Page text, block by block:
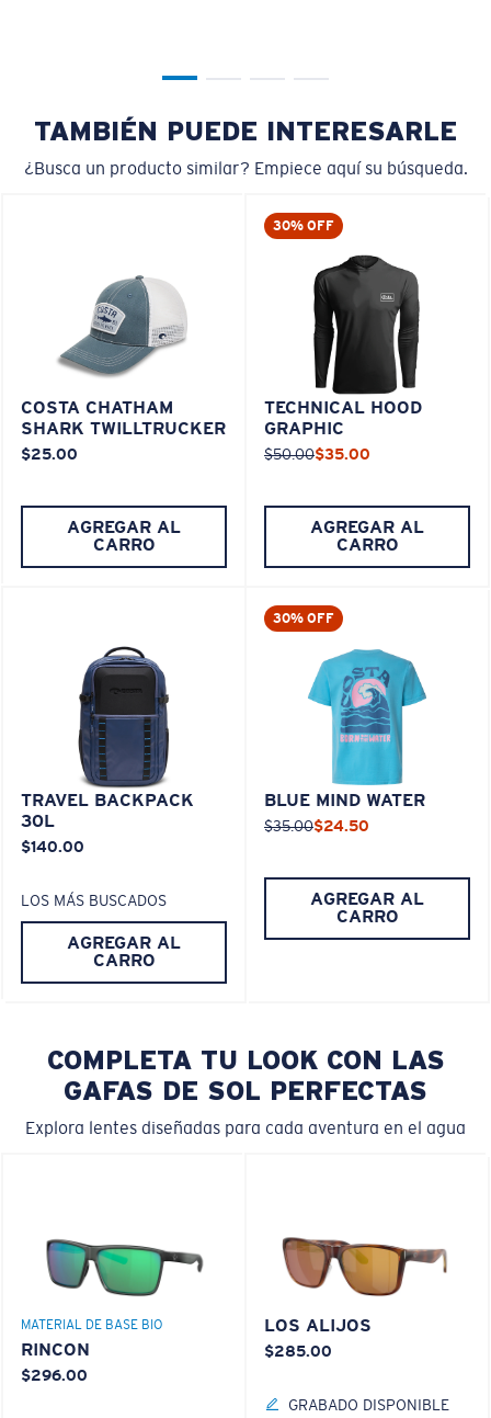
TAMBIÉN PUEDE INTERESARLE
¿Busca un producto similar? Empiece aquí su búsqueda.
COSTA CHATHAM
SHARK TWILLTRUCKER
$25.00
AGREGAR AL
CARRO
30% OFF
TECHNICAL HOOD
GRAPHIC
$50.00$35.00
AGREGAR AL
CARRO
TRAVEL BACKPACK
30L
$140.00
LOS MÁS BUSCADOS
AGREGAR AL
CARRO
30% OFF
BLUE MIND WATER
$35.00$24.50
AGREGAR AL
CARRO
COMPLETA TU LOOK CON LAS
GAFAS DE SOL PERFECTAS
Explora lentes diseñadas para cada aventura en el agua
MATERIAL DE BASE BIO
RINCON
$296.00
LOS ALIJOS
$285.00
GRABADO DISPONIBLE